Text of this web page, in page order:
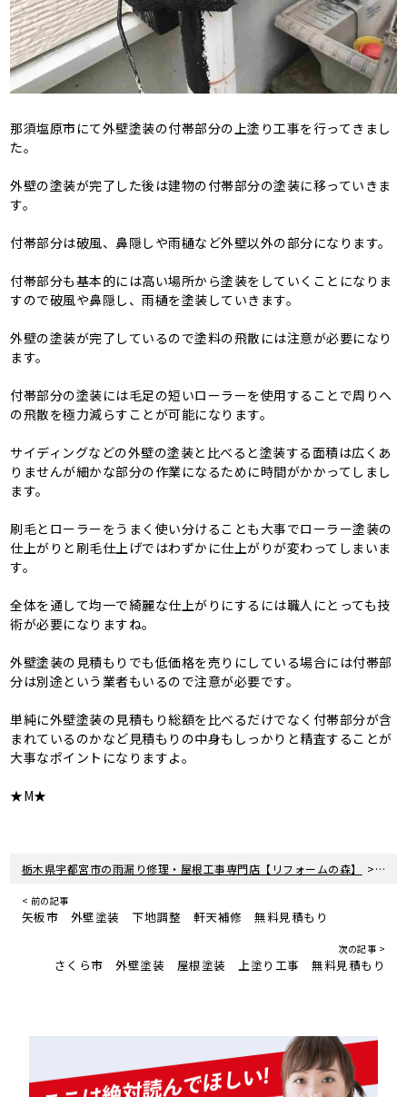
那須塩原市にて外壁塗装の付帯部分の上塗り工事を行ってきまし
た。
外壁の塗装が完了した後は建物の付帯部分の塗装に移っていきま
す。
付帯部分は破風、鼻隠しや雨樋など外壁以外の部分になります。
付帯部分も基本的には高い場所から塗装をしていくことになりま
すので破風や鼻隠し、雨樋を塗装していきます。
外壁の塗装が完了しているので塗料の飛散には注意が必要になり
ます。
付帯部分の塗装には毛足の短いローラーを使用することで周りへ
の飛散を極力減らすことが可能になります。
サイディングなどの外壁の塗装と比べると塗装する面積は広くあ
りませんが細かな部分の作業になるために時間がかかってしまし
ます。
刷毛とローラーをうまく使い分けることも大事でローラー塗装の
仕上がりと刷毛仕上げではわずかに仕上がりが変わってしまいま
す。
全体を通して均一で綺麗な仕上がりにするには職人にとっても技
術が必要になりますね。
外壁塗装の見積もりでも低価格を売りにしている場合には付帯部
分は別途という業者もいるので注意が必要です。
単純に外壁塗装の見積もり総額を比べるだけでなく付帯部分が含
まれているのかなど見積もりの中身もしっかりと精査することが
大事なポイントになりますよ。
★M★
栃木県宇都宮市の雨漏り修理・屋根工事専門店【リフォームの森】 > 新着
< 前の記事
矢板市 外壁塗装 下地調整 軒天補修 無料見積もり
次の記事 >
さくら市 外壁塗装 屋根塗装 上塗り工事 無料見積もり